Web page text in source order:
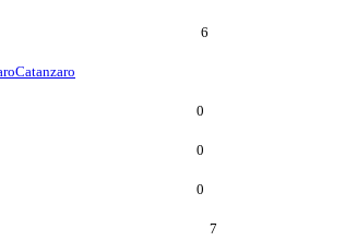
6
Catanzaro
0
0
0
7